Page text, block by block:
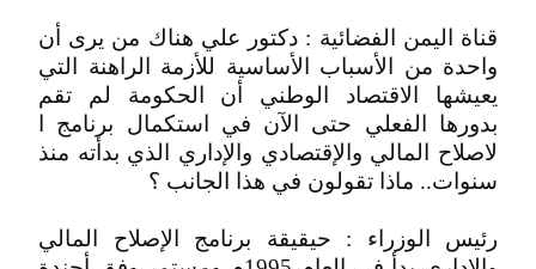
قناة اليمن الفضائية : دكتور علي هناك من يرى أن
واحدة من الأسباب الأساسية للأزمة الراهنة التي
يعيشها الاقتصاد الوطني أن الحكومة لم تقم
بدورها الفعلي حتى الآن في استكمال برنامج ا
لاصلاح المالي والإقتصادي والإداري الذي بدأته منذ
سنوات.. ماذا تقولون في هذا الجانب ؟
رئيس الوزراء : حيقيقة برنامج الإصلاح المالي